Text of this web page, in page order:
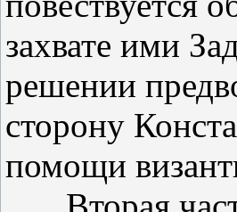
захвате ими
решении
сторону
помощи